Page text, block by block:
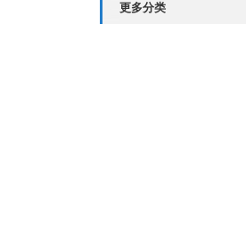
更多分类